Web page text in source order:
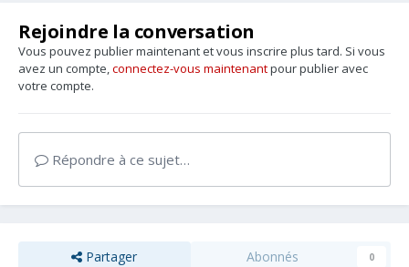
Rejoindre la conversation
Vous pouvez publier maintenant et vous inscrire plus tard. Si vous
avez un compte,connectez-vous maintenantpour publier avec
votre compte.
Répondre à ce sujet…
Partager Abonnés 0